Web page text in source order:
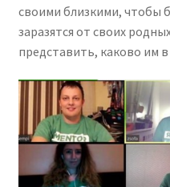
своими близкими, чтобы
заразятся от своих
представить, каково им